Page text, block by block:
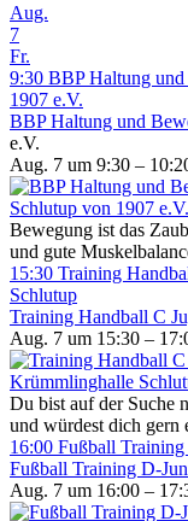
Aug.
7
Fr.
9:30 BBP Haltung
1907 e.V.
BBP Haltung und
e.V.
Aug. 7 um 9:30 –
Bewegung ist das
und gute
15:30 Training
Schlutup
Training Handball C
Aug. 7 um 15:30 –
Du bist auf der Suche
und würdest dich gern
16:00 Fußball
Fußball Training D-
Aug. 7 um 16:00 –